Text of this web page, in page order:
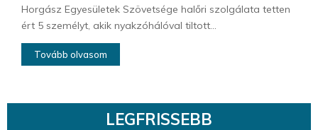
Horgász Egyesületek Szövetsége halőri szolgálata tetten
ért 5 személyt, akik nyakzóhálóval tiltott...
Tovább olvasom
LEGFRISSEBB